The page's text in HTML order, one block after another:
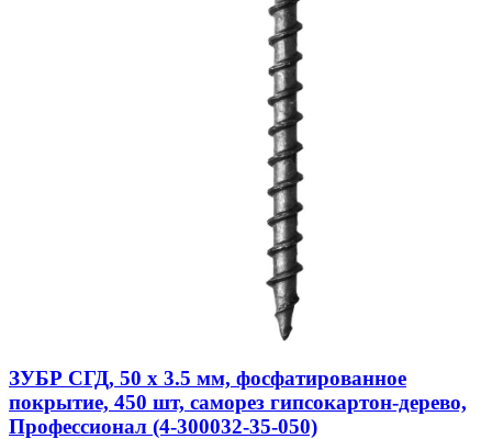
ЗУБР СГД, 50 х 3.5 мм, фосфатированное
покрытие, 450 шт, саморез гипсокартон-дерево,
Профессионал (4-300032-35-050)